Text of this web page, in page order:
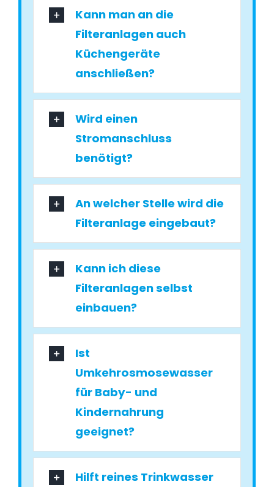
Kann man an die
Filteranlagen auch
Küchengeräte
anschließen?
Wird einen
Stromanschluss
benötigt?
An welcher Stelle wird die
Filteranlage eingebaut?
Kann ich diese
Filteranlagen selbst
einbauen?
Ist
Umkehrosmosewasser
für Baby- und
Kindernahrung
geeignet?
Hilft reines Trinkwasser